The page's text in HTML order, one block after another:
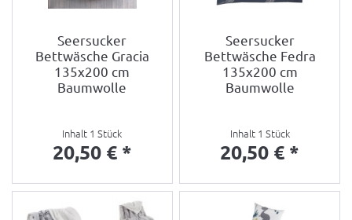
Seersucker
Bettwäsche Gracia
135x200 cm
Baumwolle
Inhalt 1 Stück
20,50 € *
Seersucker
Bettwäsche Fedra
135x200 cm
Baumwolle
Inhalt 1 Stück
20,50 € *